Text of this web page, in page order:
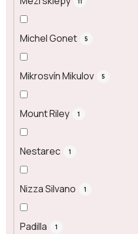
Michel Gonet 5
Mikrosvín Mikulov 5
Mount Riley 1
Nestarec 1
Nizza Silvano 1
Padilla 1